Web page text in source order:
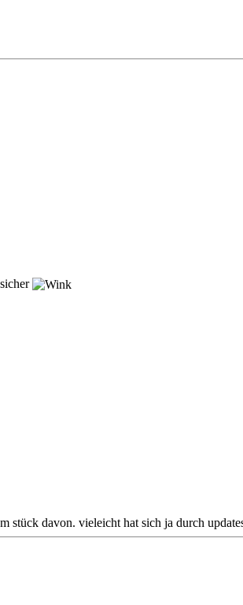
stück davon. vieleicht hat sich ja durch